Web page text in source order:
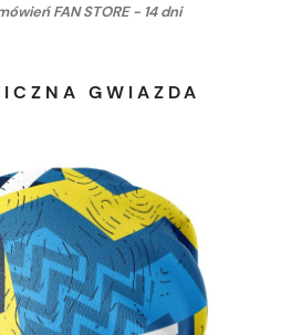
FAN STORE - 14 dni
GWIAZDA